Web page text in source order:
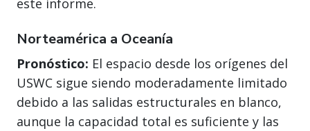
este informe.
Norteamérica a Oceanía
Pronóstico: El espacio desde los orígenes del
USWC sigue siendo moderadamente limitado
debido a las salidas estructurales en blanco,
aunque la capacidad total es suficiente y las